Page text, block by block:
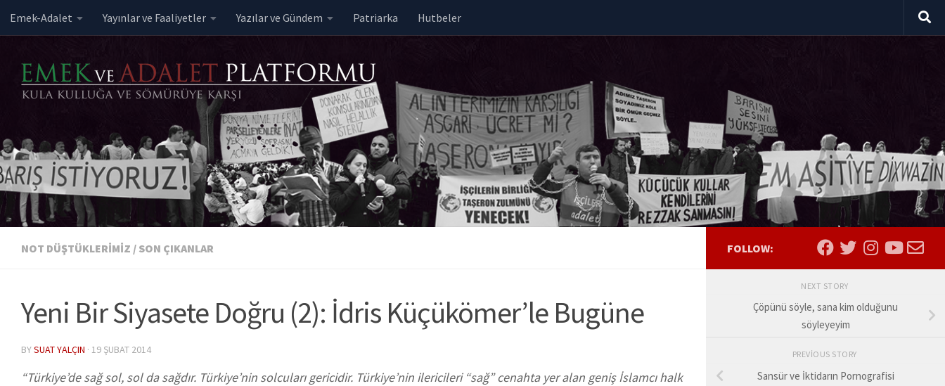
Skip to content
Emek-Adalet Yayınlar ve Faaliyetler Yazılar ve Gündem Patriarka Hutbeler
NOT DÜŞTÜKLERIMIZ / SON ÇIKANLAR
Yeni Bir Siyasete Doğru (2): İdris Küçükömer’le Bugüne
BYSUAT YALÇIN · 19 ŞUBAT 2014
“Türkiye’de sağ sol, sol da sağdır. Türkiye’nin solcuları gericidir. Türkiye’nin ilericileri “sağ” cenahta yer alan geniş İslamcı halk
FOLLOW:
NEXT STORY
Çöpünü söyle, sana kim olduğunu
söyleyeyim
PREVIOUS STORY
Sansür ve İktidarın Pornografisi